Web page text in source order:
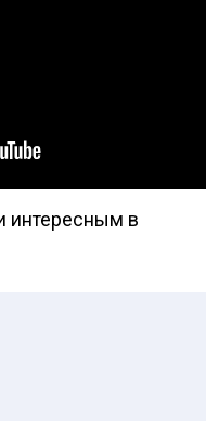
интересным в